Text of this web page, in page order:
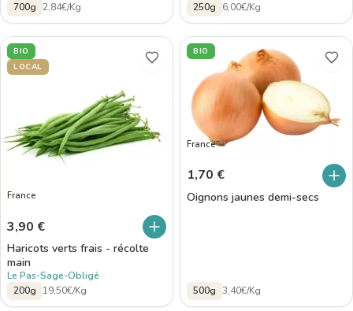
700g
2,84€/Kg 250g 6,00€/Kg
BIO
LOCAL
France
3,90 €
Haricots verts frais - récolte
main
Le Pas-Sage-Obligé
200g
19,50€/Kg
BIO
France
1,70 €
Oignons jaunes demi-secs
500g 3,40€/Kg